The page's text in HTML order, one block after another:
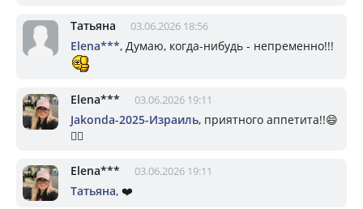
Татьяна 03.06.2026 18:56
Elena***, Думаю, когда-нибудь - непременно!!!
Elena*** 03.06.2026 19:11
Jakonda-2025-Израиль, приятного аппетита!!😄
☝🏼
Elena*** 03.06.2026 19:11
Татьяна, ❤️